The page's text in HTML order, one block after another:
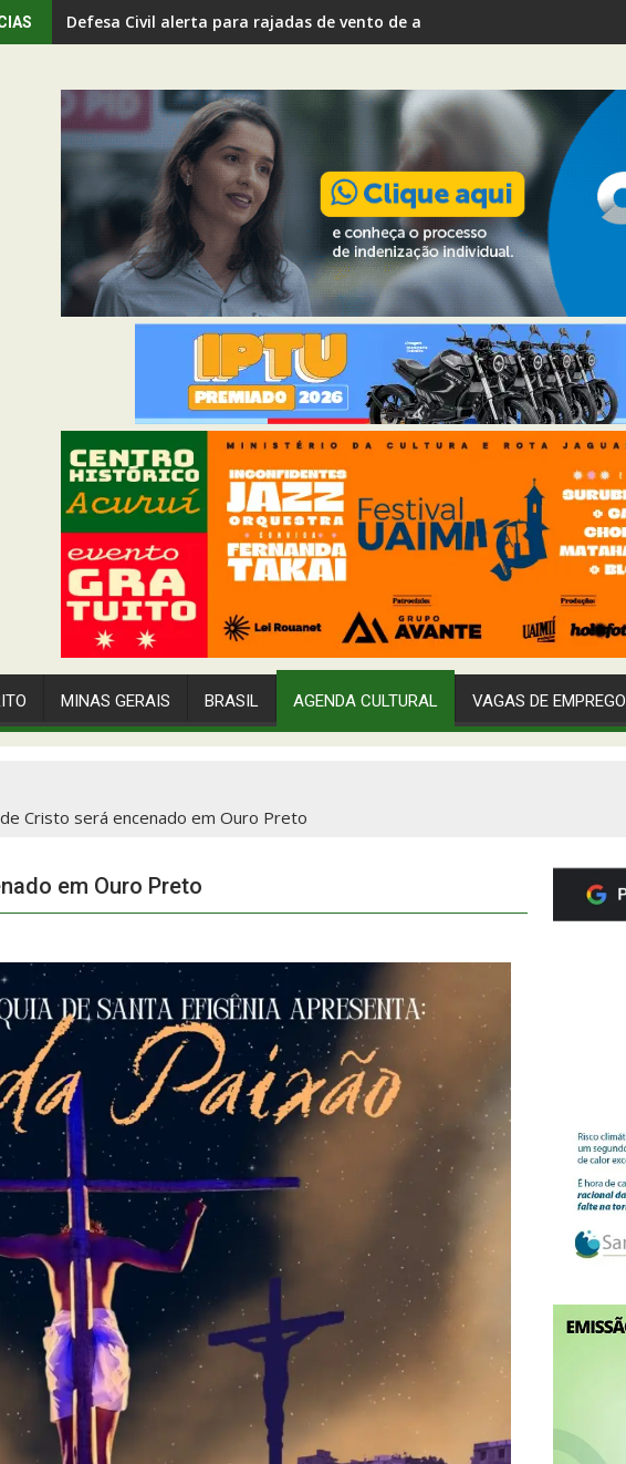
Defesa Civil alerta para rajadas de vento de até 80 km/h em Itabirito
MINAS GERAIS BRASIL AGENDA CULTURAL VAGAS DE EMPREGO
Cristo será encenado em Ouro Preto
em Ouro Preto